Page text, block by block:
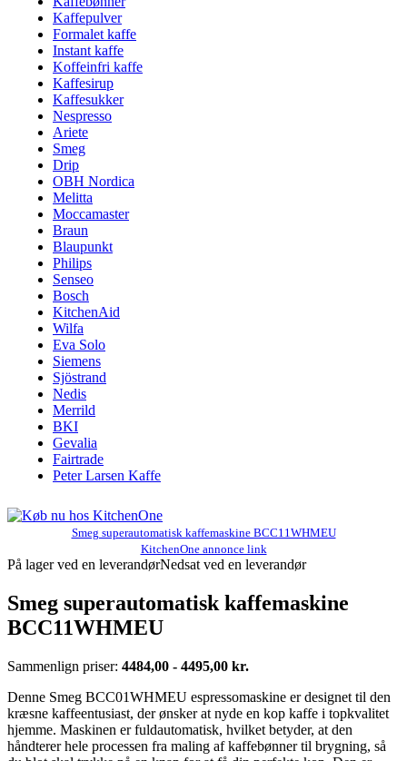
Kaffepulver
Formalet kaffe
Instant kaffe
Koffeinfri kaffe
Kaffesirup
Kaffesukker
Nespresso
Ariete
Smeg
Drip
OBH Nordica
Melitta
Moccamaster
Braun
Blaupunkt
Philips
Senseo
Bosch
KitchenAid
Wilfa
Eva Solo
Siemens
Sjöstrand
Nedis
Merrild
BKI
Gevalia
Fairtrade
Peter Larsen Kaffe
Smeg superautomatisk kaffemaskine BCC11WHMEU
KitchenOne annonce link
På lager ved en leverandørNedsat ved en leverandør
Smeg superautomatisk kaffemaskine
BCC11WHMEU
Sammenlign priser: 4484,00 - 4495,00 kr.
Denne Smeg BCC01WHMEU espressomaskine er designet til den
kræsne kaffeentusiast, der ønsker at nyde en kop kaffe i topkvalitet
hjemme. Maskinen er fuldautomatisk, hvilket betyder, at den
håndterer hele processen fra maling af kaffebønner til brygning, så